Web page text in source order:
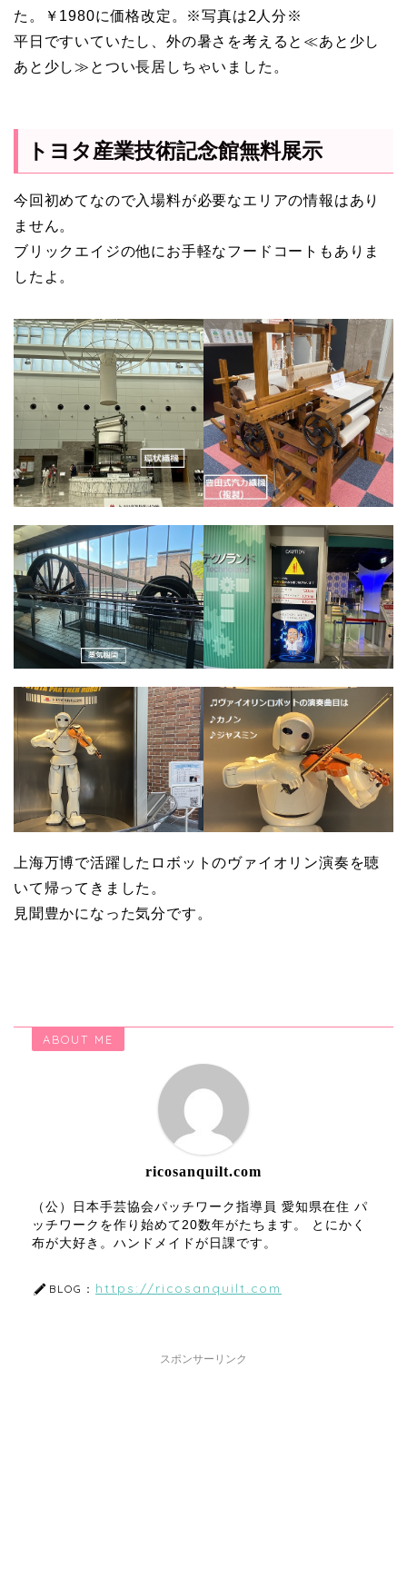
た。￥1980に価格改定。※写真は2人分※
平日ですいていたし、外の暑さを考えると≪あと少し
あと少し≫とつい長居しちゃいました。
トヨタ産業技術記念館無料展示
今回初めてなので入場料が必要なエリアの情報はあり
ません。
ブリックエイジの他にお手軽なフードコートもありま
したよ。
上海万博で活躍したロボットのヴァイオリン演奏を聴
いて帰ってきました。
見聞豊かになった気分です。
ABOUT ME
ricosanquilt.com
（公）日本手芸協会パッチワーク指導員 愛知県在住 パ
ッチワークを作り始めて20数年がたちます。 とにかく
布が大好き。ハンドメイドが日課です。
BLOG： https://ricosanquilt.com
スポンサーリンク